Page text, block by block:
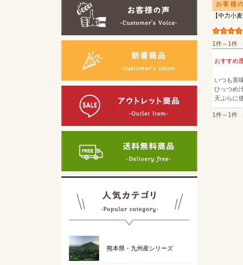
熊本県・九州産シリーズ
お客様
【中力小
1件～1件
おすすめ
いつも美
ひっつめ
天ぷらに
1件～1件